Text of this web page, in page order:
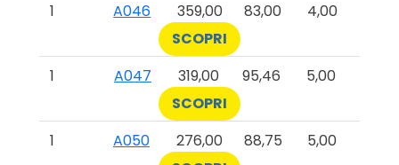
1
A046 359,00 83,00
4,00
SCOPRI
1
A047 319,00 95,46
5,00
SCOPRI
1
A050 276,00 88,75
5,00